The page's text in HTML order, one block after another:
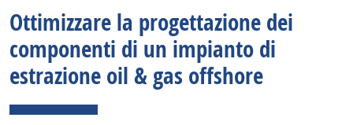
Ottimizzare la progettazione dei
componenti di un impianto di
estrazione oil & gas offshore